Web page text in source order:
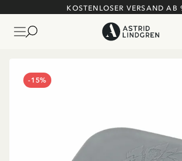
KOSTENLOSER VERSAND AB
-15%